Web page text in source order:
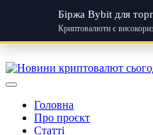
Біржа Bybit для
Криптовалюти є
to
content
Головна
Про проєкт
Статті